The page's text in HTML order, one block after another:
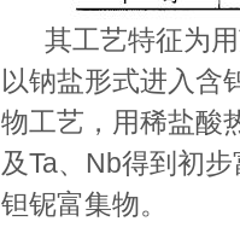
其工艺特征为用
以钠盐形式进入含
物工艺，用稀盐酸
及Ta、Nb得到初
钽铌富集物。